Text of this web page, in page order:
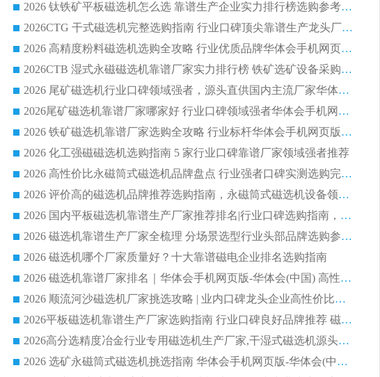
2026 钛铁矿平板磁选机怎么选 靠谱生产企业实力排行榜选购参考攻略
2026CTG 干式磁选机完整选购指南 行业口碑顶尖靠谱生产龙头厂家实力推荐
2026 高精度粉料磁选机选购全攻略 行业优质品牌华体会手机网页版-华体会(中国) 实力深度解析
2026CTB 湿式永磁磁选机靠谱厂家实力排行榜 铁矿选矿设备采购全流程选购指南
2026 尾矿磁选机行业口碑领域强者，源头直供国内主流厂家华体会手机网页版-华体会(中国) 一站式服务
2026尾矿磁选机靠谱厂家哪家好 行业口碑领域强者华体会手机网页版-华体会(中国) 推荐
2026 铁矿磁选机靠谱厂家选购全攻略 行业标杆华体会手机网页版-华体会(中国) 设备性价比出众
2026 化工强磁磁选机选购指南 5 家行业口碑靠谱厂家领域强者推荐
2026 高性价比永磁筒式磁选机品牌盘点 行业强者口碑实测选购完整指南
2026 评价高的磁选机品牌推荐选购指南，永磁筒式磁选机设备领域强者全景行业口碑解析
2026 国内平板磁选机靠谱生产厂家推荐排名|行业口碑选购指南，领域强者按需选设备
2026 磁选机靠谱生产厂家全梳理 分场景选型行业头部品牌选购参考攻略
2026 磁选机哪个厂家质量好？十大靠谱磁电企业排名选购指南
2026 磁选机靠谱厂家排名｜华体会手机网页版-华体会(中国) 高性价比磁选机磁电品牌
2026 顺流河沙磁选机厂家挑选攻略 | 业内口碑龙头企业高性价比品牌推荐
2026平板磁选机靠谱生产厂家选购指南 行业口碑良好品牌推荐 磁电领域实力强者
2026高分选精度冶金行业专用磁选机生产厂家,干湿式磁选机源头供应商推荐
2026 选矿永磁筒式磁选机挑选指南 华体会手机网页版-华体会(中国) 推荐品牌行业口碑佳实力突出